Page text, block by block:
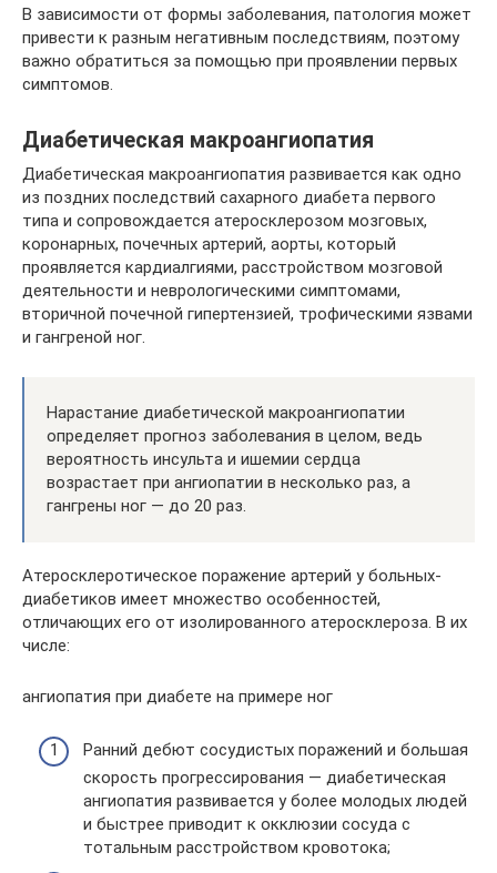
В зависимости от формы заболевания, патология может
привести к разным негативным последствиям, поэтому
важно обратиться за помощью при проявлении первых
симптомов.
Диабетическая макроангиопатия
Диабетическая макроангиопатия развивается как одно
из поздних последствий сахарного диабета первого
типа и сопровождается атеросклерозом мозговых,
коронарных, почечных артерий, аорты, который
проявляется кардиалгиями, расстройством мозговой
деятельности и неврологическими симптомами,
вторичной почечной гипертензией, трофическими язвами
и гангреной ног.
Нарастание диабетической макроангиопатии
определяет прогноз заболевания в целом, ведь
вероятность инсульта и ишемии сердца
возрастает при ангиопатии в несколько раз, а
гангрены ног — до 20 раз.
Атеросклеротическое поражение артерий у больных-
диабетиков имеет множество особенностей,
отличающих его от изолированного атеросклероза. В их
числе:
ангиопатия при диабете на примере ног
Ранний дебют сосудистых поражений и большая
скорость прогрессирования — диабетическая
ангиопатия развивается у более молодых людей
и быстрее приводит к окклюзии сосуда с
тотальным расстройством кровотока;